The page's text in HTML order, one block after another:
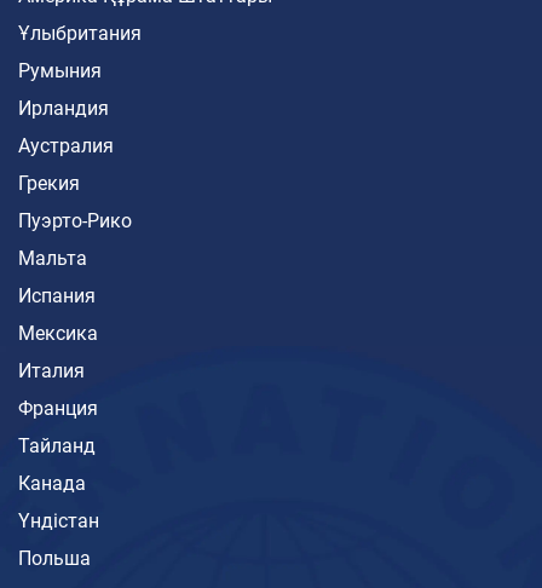
Ұлыбритания
Румыния
Ирландия
Аустралия
Грекия
Пуэрто-Рико
Мальта
Испания
Мексика
Италия
Франция
Тайланд
Канада
Үндістан
Польша